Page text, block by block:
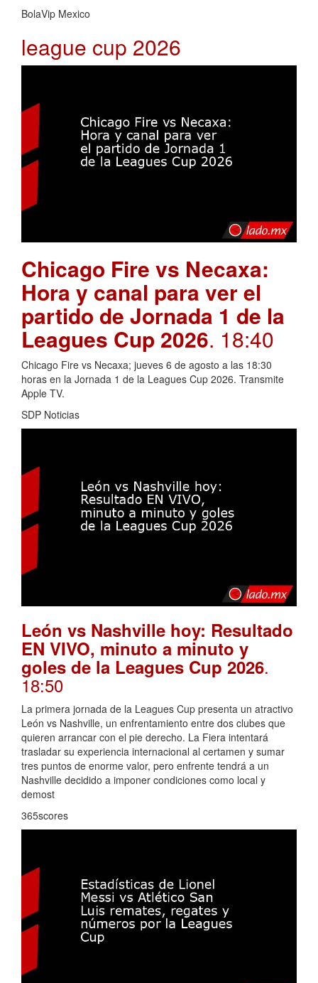
BolaVip Mexico
league cup 2026
Chicago Fire vs Necaxa:
Hora y canal para ver el
partido de Jornada 1 de la
Leagues Cup 2026. 18:40
Chicago Fire vs Necaxa; jueves 6 de agosto a las 18:30
horas en la Jornada 1 de la Leagues Cup 2026. Transmite
Apple TV.
SDP Noticias
León vs Nashville hoy: Resultado
EN VIVO, minuto a minuto y
goles de la Leagues Cup 2026.
18:50
La primera jornada de la Leagues Cup presenta un atractivo
León vs Nashville, un enfrentamiento entre dos clubes que
quieren arrancar con el pie derecho. La Fiera intentará
trasladar su experiencia internacional al certamen y sumar
tres puntos de enorme valor, pero enfrente tendrá a un
Nashville decidido a imponer condiciones como local y
demost
365scores